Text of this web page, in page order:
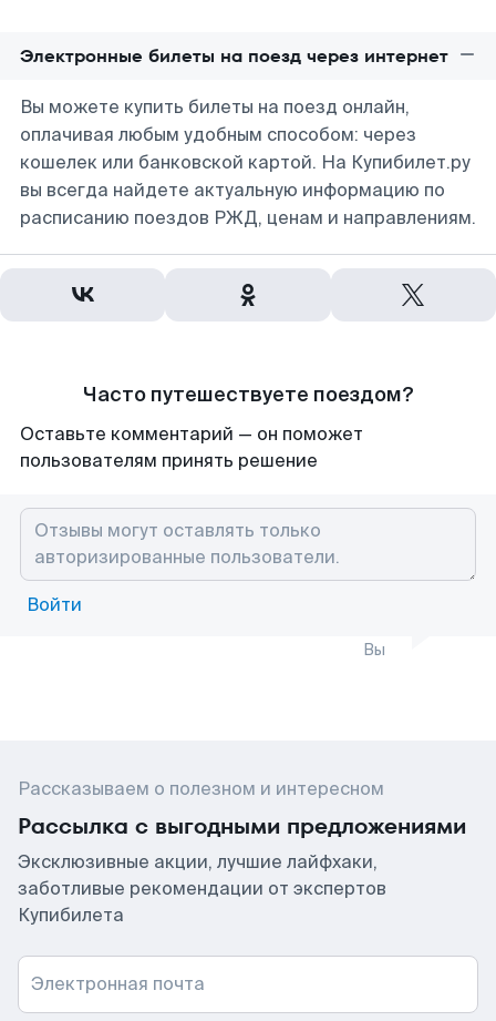
Электронные билеты на поезд через интернет
Вы можете купить билеты на поезд онлайн,
оплачивая любым удобным способом: через
кошелек или банковской картой. На Купибилет.ру
вы всегда найдете актуальную информацию по
расписанию поездов РЖД, ценам и направлениям.
Часто путешествуете поездом?
Оставьте комментарий — он поможет
пользователям принять решение
Войти
Вы
Рассказываем о полезном и интересном
Рассылка с выгодными предложениями
Эксклюзивные акции, лучшие лайфхаки,
заботливые рекомендации от экспертов
Купибилета
Электронная почта